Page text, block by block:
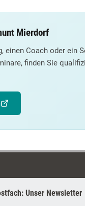
Mierdorf
einen Coach oder ein
finden Sie
Unser Newsletter